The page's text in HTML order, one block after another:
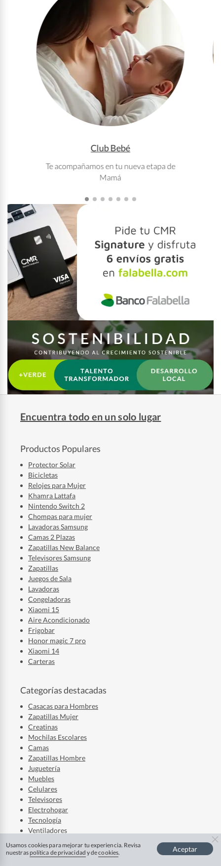
Club Bebé
Te acompañamos en tu nueva etapa de
Mamá
Encuentra todo en un solo lugar
Productos Populares
Protector Solar
Bicicletas
Relojes para Mujer
Khamra Lattafa
Nintendo Switch 2
Chompas para mujer
Lavadoras Samsung
Camas 2 Plazas
Zapatillas New Balance
Televisores Samsung
Zapatillas
Juegos de Sala
Lavadoras
Congeladoras
Xiaomi 15
Aire Acondicionado
Frigobar
Honor magic 7 pro
Xiaomi 14
Carteras
Categorías destacadas
Casacas para Hombres
Zapatillas Mujer
Creatinas
Mochilas Escolares
Camas
Zapatillas Hombre
Juguetería
Muebles
Celulares
Televisores
Electrohogar
Tecnología
Ventiladores
Audífonos
Usamos cookies para mejorar tu experiencia. Revisa
nuestras política de privacidad y decookies. Aceptar